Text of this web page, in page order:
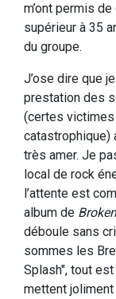
m’ont permis
supérieur à 35
du groupe.
J’ose dire que
prestation des
(certes victimes
catastrophique)
très amer. Je
local de rock
l’attente est
album de
déboule sans
sommes les
Splash", tout
mettent